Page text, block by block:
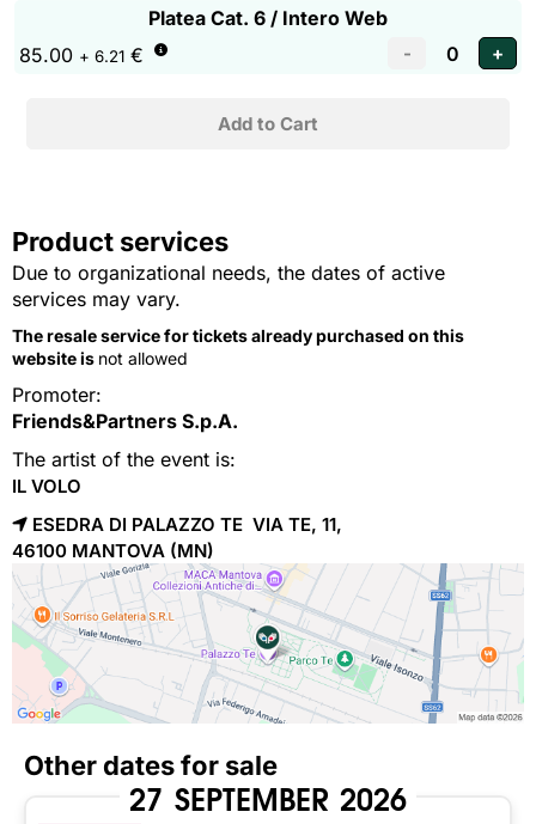
Platea Cat. 6 / Intero Web
85.00 + 6.21 €
Product services
Due to organizational needs, the dates of active
services may vary.
The resale service for tickets already purchased on this
website is not allowed
Promoter:
Friends&Partners S.p.A.
The artist of the event is:
IL VOLO
ESEDRA DI PALAZZO TE VIA TE, 11,
46100 MANTOVA (MN)
Other dates for sale
27 SEPTEMBER 2026